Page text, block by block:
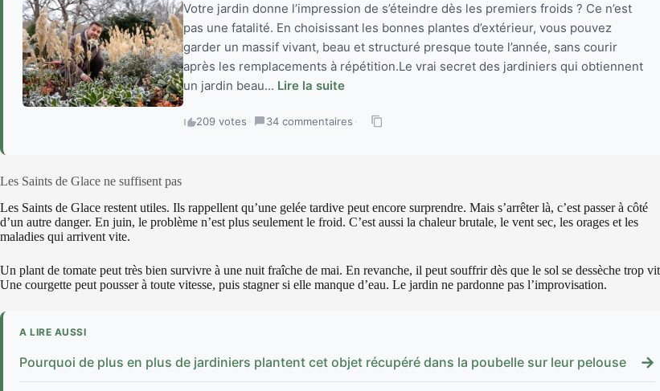
Votre jardin donne l’impression de s’éteindre dès les premiers froids ? Ce n’est
pas une fatalité. En choisissant les bonnes plantes d’extérieur, vous pouvez
garder un massif vivant, beau et structuré presque toute l’année, sans courir
après les remplacements à répétition.Le vrai secret des jardiniers qui obtiennent
un jardin beau... Lire la suite
209 votes · 34 commentaires ·
Les Saints de Glace ne suffisent pas
Les Saints de Glace restent utiles. Ils rappellent qu’une gelée tardive peut encore surprendre. Mais s’arrêter là, c’est passer à côté
d’un autre danger. En juin, le problème n’est plus seulement le froid. C’est aussi la chaleur brutale, le vent sec, les orages et les
maladies qui arrivent vite.
Un plant de tomate peut très bien survivre à une nuit fraîche de mai. En revanche, il peut souffrir dès que le sol se dessèche trop
Une courgette peut pousser à toute vitesse, puis stagner si elle manque d’eau. Le jardin ne pardonne pas l’improvisation.
A LIRE AUSSI
Pourquoi de plus en plus de jardiniers plantent cet objet récupéré dans la poubelle sur leur pelouse →